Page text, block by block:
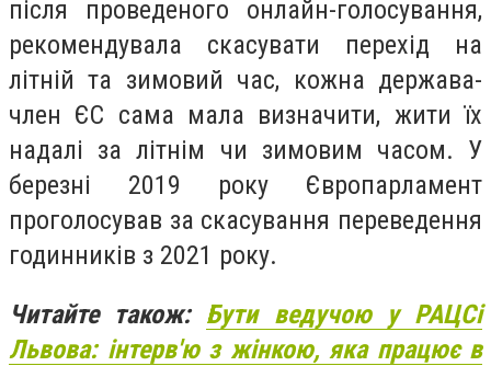
після проведеного онлайн-голосування,
рекомендувала скасувати перехід на
літній та зимовий час, кожна держава-
член ЄС сама мала визначити, жити їх
надалі за літнім чи зимовим часом. У
березні 2019 року Європарламент
проголосував за скасування переведення
годинників з 2021 року.
Читайте також: Бути ведучою у РАЦСі
Львова: інтерв'ю з жінкою, яка працює в